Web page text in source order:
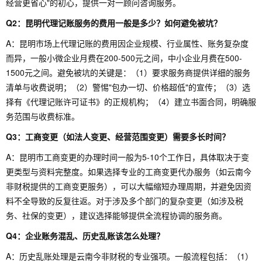
经营更省心"的初心，提供一对一顾问咨询服务。
Q2：昆明代理记账服务的费用一般是多少？如何避免被坑？
A：昆明市场上代理记账的费用因企业规模、行业属性、账务复杂度
而异，一般小微企业月费在200-500元之间，中小企业月费在500-
1500元之间。避免被坑的关键是：（1）要求服务商提供详细的服务
清单与收费说明；（2）警惕"包办一切、价格超低"的宣传；（3）选
择有《代理记账许可证书》的正规机构；（4）建立书面合同，明确服
务范围与收费标准。
Q3：工商变更（如法人变更、经营范围变更）需要多长时间？
A：昆明市工商变更的办理时间一般为5-10个工作日，具体取决于变
更类型与资料完整度。如果选择专业的工商变更代办服务（如云南今
非财税提供的工商变更服务），可以大幅缩短办理周期，并避免因资
料不全导致的反复往返。对于涉及多个部门的复杂变更（如涉及税
务、社保的变更），建议选择能够提供全流程协调的服务商。
Q4：企业账务混乱、历史乱账该怎么处理？
A：历史乱账处理是云南今非财税的专业强项。一般流程包括：（1）